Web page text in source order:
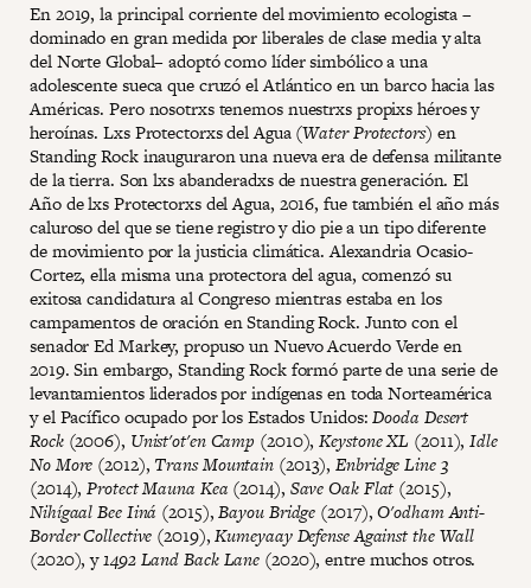
En 2019, la principal corriente del movimiento ecologista –
dominado en gran medida por liberales de clase media y alta
del Norte Global– adoptó como líder simbólico a una
adolescente sueca que cruzó el Atlántico en un barco hacia las
Américas. Pero nosotrxs tenemos nuestrxs propixs héroes y
heroínas. Lxs Protectorxs del Agua (Water Protectors) en
Standing Rock inauguraron una nueva era de defensa militante
de la tierra. Son lxs abanderadxs de nuestra generación. El
Año de lxs Protectorxs del Agua, 2016, fue también el año más
caluroso del que se tiene registro y dio pie a un tipo diferente
de movimiento por la justicia climática. Alexandria Ocasio-
Cortez, ella misma una protectora del agua, comenzó su
exitosa candidatura al Congreso mientras estaba en los
campamentos de oración en Standing Rock. Junto con el
senador Ed Markey, propuso un Nuevo Acuerdo Verde en
2019. Sin embargo, Standing Rock formó parte de una serie de
levantamientos liderados por indígenas en toda Norteamérica
y el Pacífico ocupado por los Estados Unidos:Dooda Desert
Rock(2006), Unist'ot'en Camp (2010),Keystone XL (2011),Idle
No More (2012), Trans Mountain (2013),Enbridge Line 3
(2014),Protect Mauna Kea (2014), Save Oak Flat (2015),
Nihígaal Bee Iiná (2015),Bayou Bridge (2017),O'odham Anti-
Border Collective (2019),Kumeyaay Defense Against the Wall
(2020), y1492 Land Back Lane (2020), entre muchos otros.